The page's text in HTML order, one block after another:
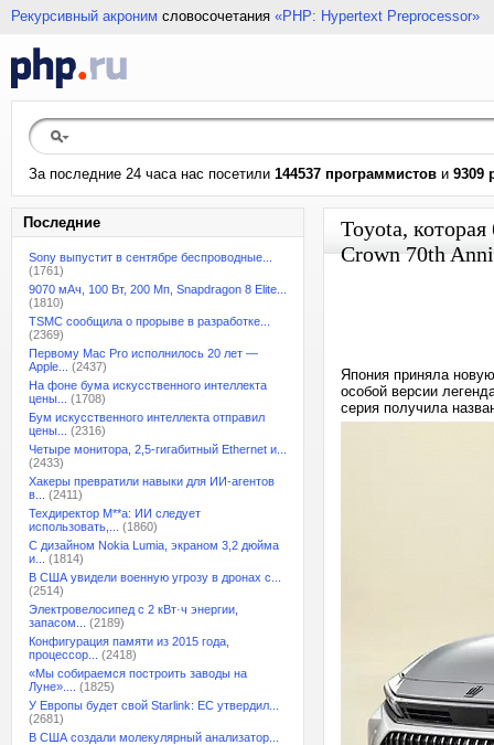
Рекурсивный акроним словосочетания «PHP: Hypertext Preprocessor»
За последние 24 часа нас посетили 144537 программистов и 9309
Последние
Sony выпустит в сентябре беспроводные...
(1761)
9070 мАч, 100 Вт, 200 Мп, Snapdragon 8 Elite...
(1810)
TSMC сообщила о прорыве в разработке...
(2369)
Первому Mac Pro исполнилось 20 лет —
Apple...
(2437)
На фоне бума искусственного интеллекта
цены...
(1708)
Бум искусственного интеллекта отправил
цены...
(2316)
Четыре монитора, 2,5-гигабитный Ethernet и...
(2433)
Хакеры превратили навыки для ИИ-агентов
в...
(2411)
Техдиректор M**a: ИИ следует
использовать,...
(1860)
С дизайном Nokia Lumia, экраном 3,2 дюйма
и...
(1814)
В США увидели военную угрозу в дронах с...
(2514)
Электровелосипед с 2 кВт·ч энергии,
запасом...
(2189)
Конфигурация памяти из 2015 года,
процессор...
(2418)
«Мы собираемся построить заводы на
Луне»....
(1825)
У Европы будет свой Starlink: ЕС утвердил...
(2681)
В США создали молекулярный анализатор...
Toyota,
Crown 70th
Япония приняла
особой версии
серия получила